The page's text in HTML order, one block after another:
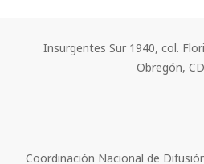
Insurgentes Sur 1940, col.
Obregón,
Coordinación Nacional de